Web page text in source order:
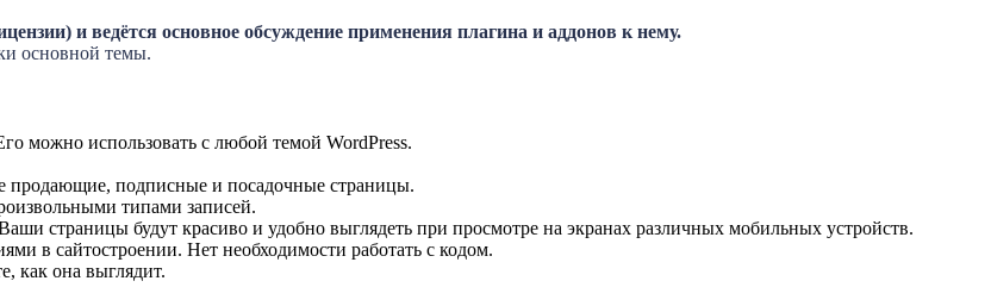
и ведётся основное обсуждение применения плагина и аддонов к нему.
основной темы.
можно использовать с любой темой WordPress.
продающие, подписные и посадочные страницы.
типами записей.
страницы будут красиво и удобно выглядеть при просмотре на экранах различных мобильных устройств.
в сайтостроении. Нет необходимости работать с кодом.
как она выглядит.